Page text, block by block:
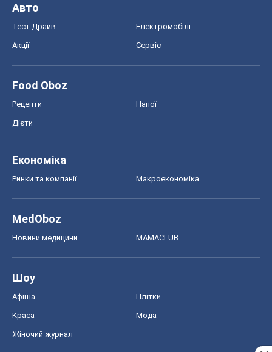
Авто
Тест Драйв Електромобілі
Акції Сервіс
Food Oboz
Рецепти Напої
Дієти
Економіка
Ринки та компанії Макроекономіка
MedOboz
Новини медицини MAMACLUB
Шоу
Афіша Плітки
Краса Мода
Жіночий журнал